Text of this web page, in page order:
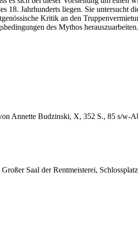
18. Jahrhunderts liegen. Sie untersucht
Kritik an den
des Mythos herauszuarbeiten.
Annette Budzinski, X, 352 S., 85 s/w-
Großer Saal der Rentmeisterei,